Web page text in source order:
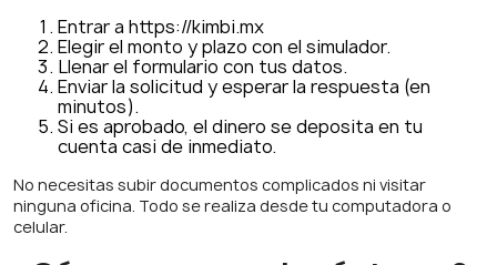
Entrar a https://kimbi.mx
Elegir el monto y plazo con el simulador.
Llenar el formulario con tus datos.
Enviar la solicitud y esperar la respuesta (en
minutos).
Si es aprobado, el dinero se deposita en tu
cuenta casi de inmediato.
No necesitas subir documentos complicados ni visitar
ninguna oficina. Todo se realiza desde tu computadora o
celular.